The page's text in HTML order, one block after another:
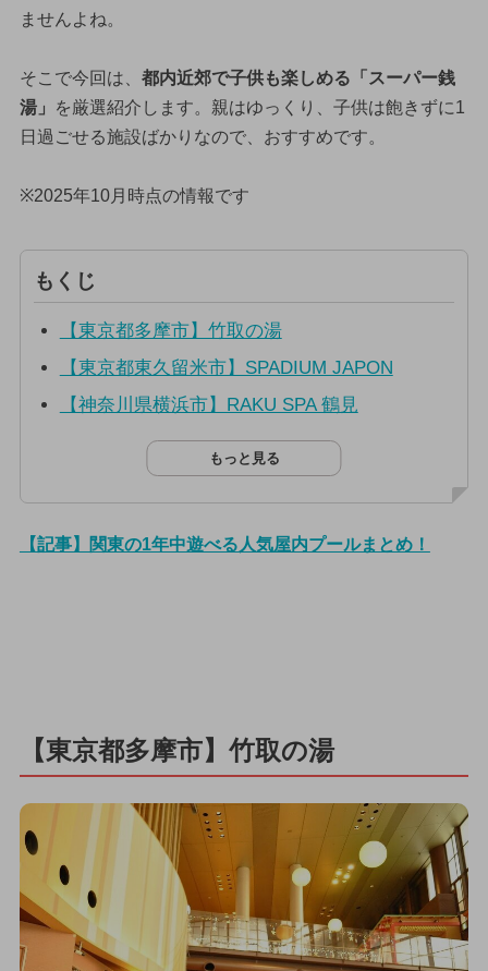
ませんよね。
そこで今回は、 都内近郊で子供も楽しめる「スーパー銭
湯」
を厳選紹介します。親はゆっくり、子供は飽きずに1
日過ごせる施設ばかりなので、おすすめです。
※2025年10月時点の情報です
もくじ
【東京都多摩市】竹取の湯
【東京都東久留米市】SPADIUM JAPON
【神奈川県横浜市】RAKU SPA 鶴見
もっと見る
【記事】関東の1年中遊べる人気屋内プールまとめ！
【東京都多摩市】竹取の湯